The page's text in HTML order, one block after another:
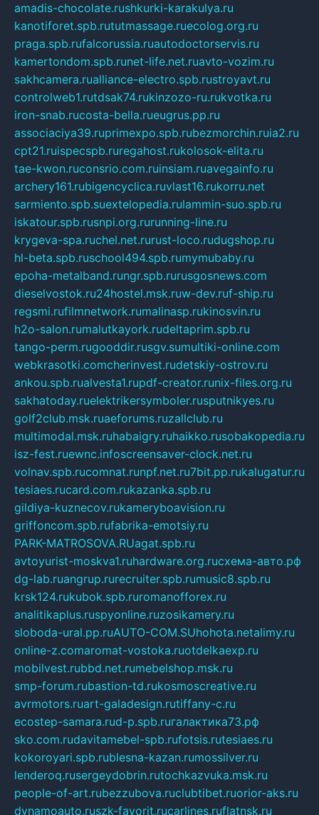
amadis-chocolate.rushkurki-karakulya.ru
kanotiforet.spb.rututmassage.ruecolog.org.ru
praga.spb.rufalcorussia.ruautodoctorservis.ru
kamertondom.spb.runet-life.net.ruavto-vozim.ru
sakhcamera.rualliance-electro.spb.rustroyavt.ru
controlweb1.rutdsak74.rukinzozo-ru.rukvotka.ru
iron-snab.rucosta-bella.rueugrus.pp.ru
associaciya39.ruprimexpo.spb.rubezmorchin.ruia2.ru
cpt21.ruispecspb.ruregahost.rukolosok-elita.ru
tae-kwon.ruconsrio.com.ruinsiam.ruavegainfo.ru
archery161.rubigencyclica.ruvlast16.rukorru.net
sarmiento.spb.suextelopedia.rulammin-suo.spb.ru
iskatour.spb.rusnpi.org.rurunning-line.ru
krygeva-spa.ruchel.net.rurust-loco.rudugshop.ru
hl-beta.spb.ruschool494.spb.rumymubaby.ru
epoha-metalband.rungr.spb.rurusgosnews.com
dieselvostok.ru24hostel.msk.ruw-dev.ruf-ship.ru
regsmi.rufilmnetwork.rumalinasp.rukinosvin.ru
h2o-salon.rumalutkayork.rudeltaprim.spb.ru
tango-perm.rugooddir.rusgv.sumultiki-online.com
webkrasotki.comcherinvest.rudetskiy-ostrov.ru
ankou.spb.rualvesta1.rupdf-creator.runix-files.org.ru
sakhatoday.ruelektrikersymboler.rusputnikyes.ru
golf2club.msk.ruaeforums.ruzallclub.ru
multimodal.msk.ruhabaigry.ruhaikko.rusobakopedia.ru
isz-fest.ruewnc.infoscreensaver-clock.net.ru
volnav.spb.rucomnat.runpf.net.ru7bit.pp.rukalugatur.ru
tesiaes.rucard.com.rukazanka.spb.ru
gildiya-kuznecov.rukameryboavision.ru
griffoncom.spb.rufabrika-emotsiy.ru
PARK-MATROSOVA.RUagat.spb.ru
avtoyurist-moskva1.ruhardware.org.ruсхема-авто.рф
dg-lab.ruangrup.rurecruiter.spb.rumusic8.spb.ru
krsk124.rukubok.spb.ruromanofforex.ru
analitikaplus.ruspyonline.ruzosikamery.ru
sloboda-ural.pp.ruAUTO-COM.SUhohota.netalimy.ru
online-z.comaromat-vostoka.ruotdelkaexp.ru
mobilvest.rubbd.net.rumebelshop.msk.ru
smp-forum.rubastion-td.rukosmoscreative.ru
avrmotors.ruart-galadesign.rutiffany-c.ru
ecostep-samara.rud-p.spb.ruгалактика73.рф
sko.com.rudavitamebel-spb.rufotsis.rutesiaes.ru
kokoroyari.spb.rublesna-kazan.rumossilver.ru
lenderoq.rusergeydobrin.rutochkazvuka.msk.ru
people-of-art.rubezzubova.ruclubtibet.ruorior-aks.ru
dynamoauto.ruszk-favorit.rucarlines.ruflatnsk.ru